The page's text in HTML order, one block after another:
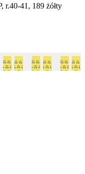
r.40-41, 189 żółty